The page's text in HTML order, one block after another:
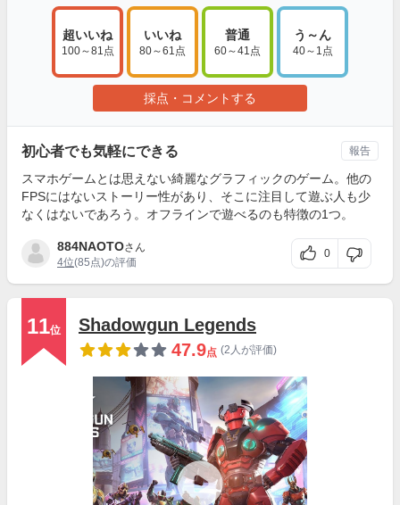
超いいね
100～81点
いいね
80～61点
普通
60～41点
う～ん
40～1点
採点・コメントする
初心者でも気軽にできる
スマホゲームとは思えない綺麗なグラフィックのゲーム。他の
FPSにはないストーリー性があり、そこに注目して遊ぶ人も少
なくはないであろう。オフラインで遊べるのも特徴の1つ。
884NAOTOさん
4位(85点)の評価
0
報告
11位
Shadowgun Legends
47.9点 (2人が評価)